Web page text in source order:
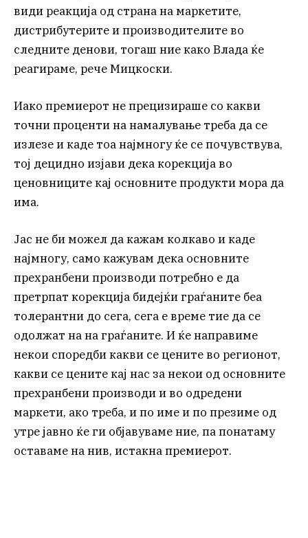
види реакција од страна на маркетите,
дистрибутерите и производителите во
следните денови, тогаш ние како Влада ќе
реагираме, рече Мицкоски.
Иако премиерот не прецизираше со какви
точни проценти на намалување треба да се
излезе и каде тоа најмногу ќе се почувствува,
тој децидно изјави дека корекција во
ценовниците кај основните продукти мора да
има.
Јас не би можел да кажам колкаво и каде
најмногу, само кажувам дека основните
прехранбени производи потребно е да
претрпат корекција бидејќи граѓаните беа
толерантни до сега, сега е време тие да се
одолжат на на граѓаните. И ќе направиме
некои споредби какви се цените во регионот,
какви се цените кај нас за некои од основните
прехранбени производи и во одредени
маркети, ако треба, и по име и по презиме од
утре јавно ќе ги објавуваме ние, па понатаму
оставаме на нив, истакна премиерот.